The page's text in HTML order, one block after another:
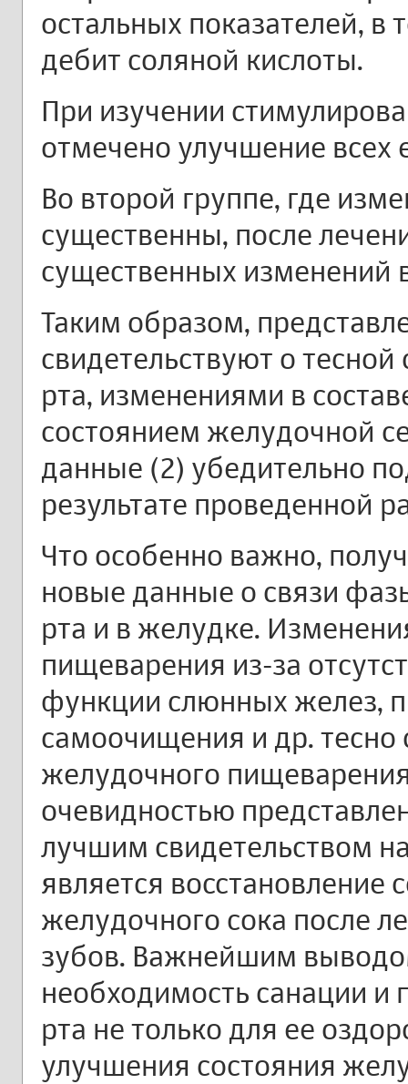
остальных показателей, в
дебит соляной кислоты.
При изучении
отмечено улучшение всех
Во второй группе, где
существенны, после
существенных изменений
Таким образом,
свидетельствуют о
рта, изменениями в
состоянием желудочной
данные (2) убедительно
результате проведенной
Что особенно важно,
новые данные о связи
рта и в желудке.
пищеварения из-за
функции слюнных желез,
самоочищения и др.
желудочного
очевидностью
лучшим свидетельством
является восстановление
желудочного сока после
зубов. Важнейшим
необходимость санации и
рта не только для ее
улучшения состояния